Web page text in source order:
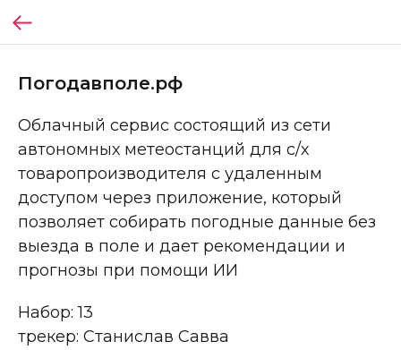
Погодавполе.рф
Облачный сервис состоящий из сети
автономных метеостанций для с/х
товаропроизводителя с удаленным
доступом через приложение, который
позволяет собирать погодные данные без
выезда в поле и дает рекомендации и
прогнозы при помощи ИИ
Набор: 13
трекер: Станислав Савва